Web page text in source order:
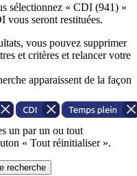
sélectionnez « CDI (941) »
vous seront restituées.
vous pouvez supprimer
et critères et relancer votre
apparaissent de la façon
un par un ou tout
« Tout réinitialiser ».
recherche